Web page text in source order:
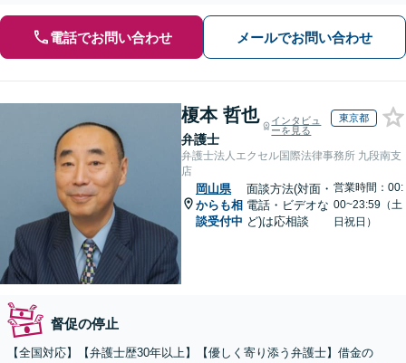
電話でお問い合わせ メールでお問い合わせ
榎本 哲也
弁護士
インタビュ
ーを見る
東京都
弁護士法人エクセル国際法律事務所 九段南支
店
岡山県
からも相
談受付中
面談方法(対面・
電話・ビデオな
ど)は応相談
営業時間：00:
00~23:59（土
日祝日）
督促の停止
【全国対応】【弁護士歴30年以上】【優しく寄り添う弁護士】借金の